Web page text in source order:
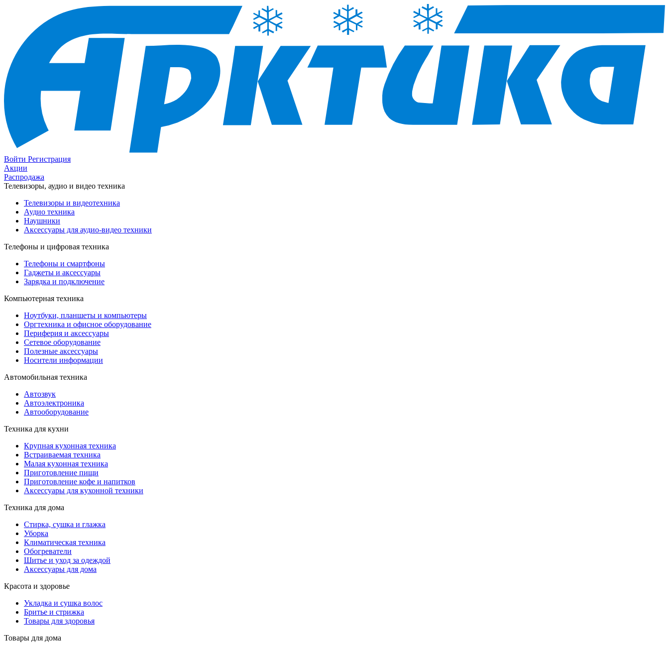
Войти Регистрация
Акции
Распродажа
Телевизоры, аудио и видео техника
Телевизоры и видеотехника
Аудио техника
Наушники
Аксессуары для аудио-видео техники
Телефоны и цифровая техника
Телефоны и смартфоны
Гаджеты и аксессуары
Зарядка и подключение
Компьютерная техника
Ноутбуки, планшеты и компьютеры
Оргтехника и офисное оборудование
Периферия и аксессуары
Cетевое оборудование
Полезные аксессуары
Носители информации
Автомобильная техника
Автозвук
Автоэлектроника
Автооборудование
Техника для кухни
Крупная кухонная техника
Встраиваемая техника
Малая кухонная техника
Приготовление пищи
Приготовление кофе и напитков
Аксессуары для кухонной техники
Техника для дома
Стирка, сушка и глажка
Уборка
Климатическая техника
Обогреватели
Шитье и уход за одеждой
Аксессуары для дома
Красота и здоровье
Укладка и сушка волос
Бритье и стрижка
Товары для здоровья
Товары для дома